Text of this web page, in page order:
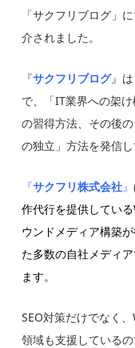
「サクフリブログ」
介されました。
『サクフリブログ』
で、
「IT業界への架
の習得方法、その後
の独立」方法を発信し
『サクフリ株式会社』
作代行を提供してい
ウンドメディア構築が
た多数の自社メディ
ます。
SEO対策だけでなく、
領域も支援している